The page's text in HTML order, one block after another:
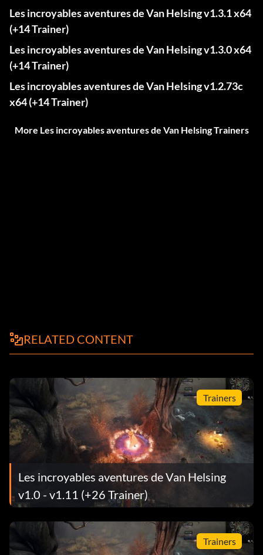
Les incroyables aventures de Van Helsing v1.3.1 x64
(+14 Trainer)
Les incroyables aventures de Van Helsing v1.3.0 x64
(+14 Trainer)
Les incroyables aventures de Van Helsing v1.2.73c
x64 (+14 Trainer)
More Les incroyables aventures de Van Helsing Trainers
RELATED CONTENT
Trainers
Les incroyables aventures de Van Helsing
v1.0 - v1.11 (+26 Trainer)
Trainers